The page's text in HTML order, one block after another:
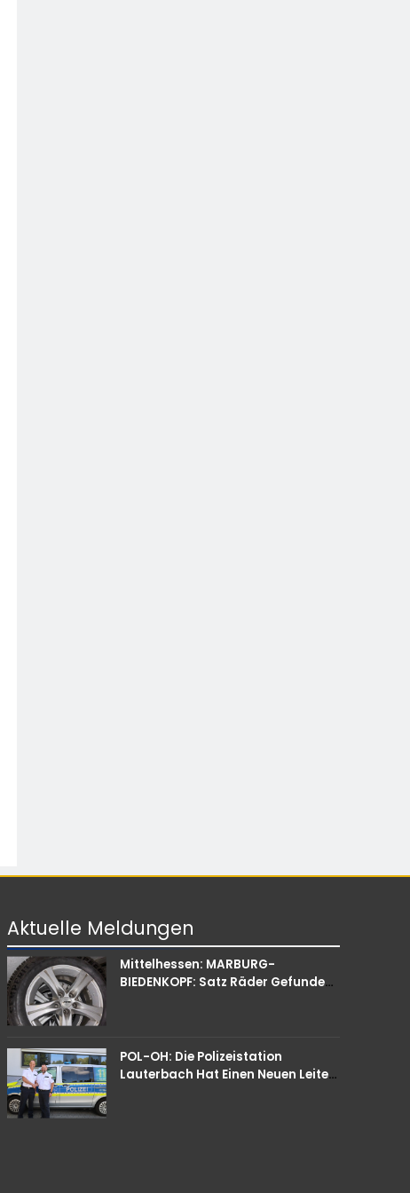
Aktuelle Meldungen
Mittelhessen: MARBURG-
BIEDENKOPF: Satz Räder Gefunden
POL-OH: Die Polizeistation
Lauterbach Hat Einen Neuen Leiter: